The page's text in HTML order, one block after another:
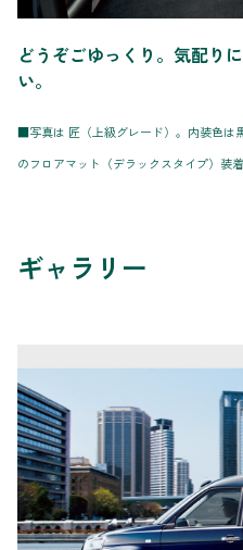
どうぞごゆっくり。気配り
い。
■写真は 匠（上級グレード）。内装色
のフロアマット（デラックスタイプ）装
ギャラリー